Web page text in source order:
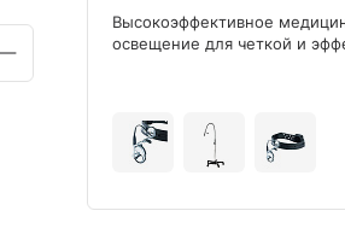
Высокоэффективное
освещение для четкой и